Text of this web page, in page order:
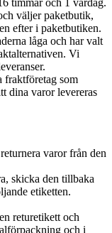
väljer paketbutik,
efter i paketbutiken.
låga och har valt
Vi
fraktföretag som
dina varor levereras
varor från den
skicka den tillbaka
etiketten.
returetikett och
och i